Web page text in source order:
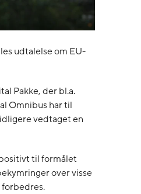
udtalelse om EU-
Pakke, der bl.a.
Omnibus har til
vedtaget en
til formålet
over visse